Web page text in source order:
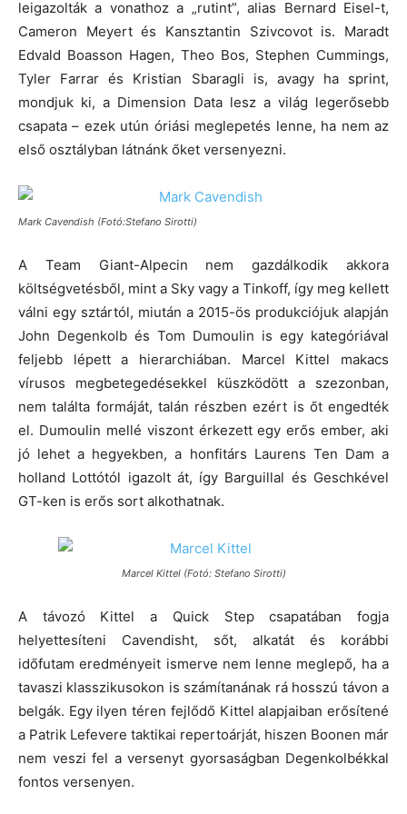
leigazolták a vonathoz a „rutint”, alias Bernard Eisel-t,
Cameron Meyert és Kansztantin Szivcovot is. Maradt
Edvald Boasson Hagen, Theo Bos, Stephen Cummings,
Tyler Farrar és Kristian Sbaragli is, avagy ha sprint,
mondjuk ki, a Dimension Data lesz a világ legerősebb
csapata – ezek utún óriási meglepetés lenne, ha nem az
első osztályban látnánk őket versenyezni.
Mark Cavendish (Fotó:Stefano Sirotti)
A Team Giant-Alpecin nem gazdálkodik akkora
költségvetésből, mint a Sky vagy a Tinkoff, így meg kellett
válni egy sztártól, miután a 2015-ös produkciójuk alapján
John Degenkolb és Tom Dumoulin is egy kategóriával
feljebb lépett a hierarchiában. Marcel Kittel makacs
vírusos megbetegedésekkel küszködött a szezonban,
nem találta formáját, talán részben ezért is őt engedték
el. Dumoulin mellé viszont érkezett egy erős ember, aki
jó lehet a hegyekben, a honfitárs Laurens Ten Dam a
holland Lottótól igazolt át, így Barguillal és Geschkével
GT-ken is erős sort alkothatnak.
Marcel Kittel (Fotó: Stefano Sirotti)
A távozó Kittel a Quick Step csapatában fogja
helyettesíteni Cavendisht, sőt, alkatát és korábbi
időfutam eredményeit ismerve nem lenne meglepő, ha a
tavaszi klasszikusokon is számítanának rá hosszú távon a
belgák. Egy ilyen téren fejlődő Kittel alapjaiban erősítené
a Patrik Lefevere taktikai repertoárját, hiszen Boonen már
nem veszi fel a versenyt gyorsaságban Degenkolbékkal
fontos versenyen.